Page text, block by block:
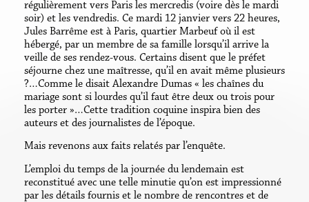
régulièrement vers Paris les mercredis (voire dès le mardi
soir) et les vendredis. Ce mardi 12 janvier vers 22 heures,
Jules Barrême est à Paris, quartier Marbeuf où il est
hébergé, par un membre de sa famille lorsqu’il arrive la
veille de ses rendez-vous. Certains disent que le préfet
séjourne chez une maîtresse, qu’il en avait même plusieurs
?…Comme le disait Alexandre Dumas « les chaînes du
mariage sont si lourdes qu’il faut être deux ou trois pour
les porter »…Cette tradition coquine inspira bien des
auteurs et des journalistes de l’époque.
Mais revenons aux faits relatés par l’enquête.
L’emploi du temps de la journée du lendemain est
reconstitué avec une telle minutie qu’on est impressionné
par les détails fournis et le nombre de rencontres et de